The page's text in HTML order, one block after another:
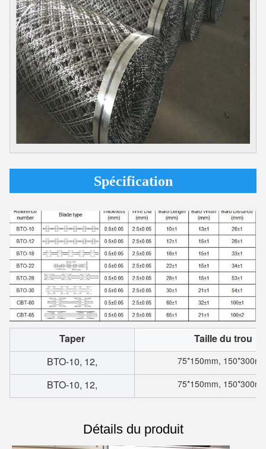
Spécification
Taper
Taille du trou
BTO-10, 12,
75*150mm,
BTO-10, 12, 75*150mm,
Détails du produit